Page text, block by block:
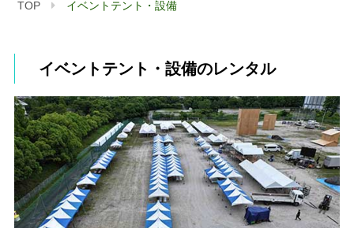
TOP イベントテント・設備
イベントテント・設備のレンタル